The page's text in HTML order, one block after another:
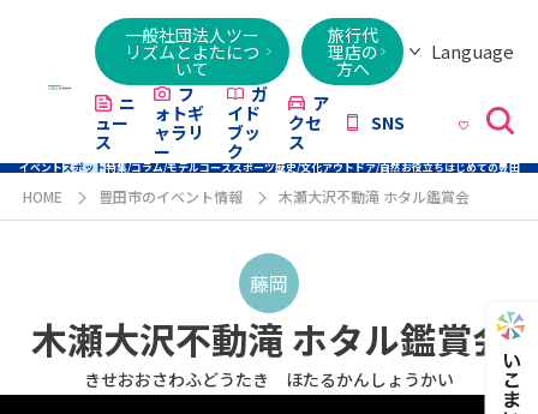
一般社団法人ツー
リズムとよたにつ
いて
旅行代
理店の
方へ
Language
Việt
ニ
ュー
ス
フ
ォトギ
ャラリ
ー
ガ
イド
ブッ
ク
ア
クセ
ス
SNS
イベントスポット特集/コラム/モデルコーススポーツ歴史/文化アウトドア/自然お役立ちはじめての豊田
HOME 豊田市のイベント情報 木瀬大沢不動滝 ホタル鑑賞会
藤岡
木瀬大沢不動滝 ホタル鑑賞会
きせおおさわふどうたき ほたるかんしょうかい